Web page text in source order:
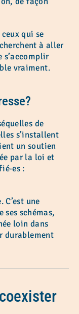
qui se
à aller
s’accomplir
vraiment.
de
s’installent
un soutien
par la loi et
:
C’est une
ses schémas,
loin dans
durablement